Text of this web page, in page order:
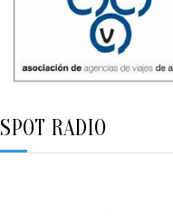
SPOT RADIO